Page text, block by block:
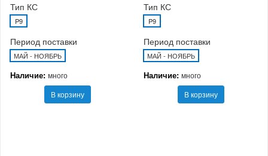
Тип КС
P9
Период поставки
МАЙ - НОЯБРЬ
Наличие: много
В корзину
Тип КС
P9
Период поставки
МАЙ - НОЯБРЬ
Наличие: много
В корзину